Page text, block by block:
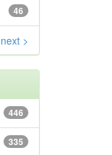
46
next >
446
335